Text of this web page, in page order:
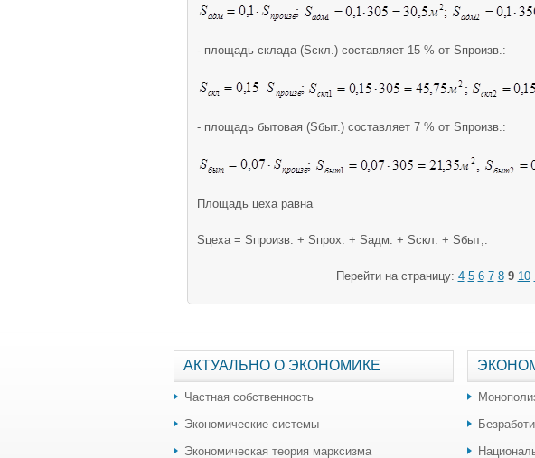
- площадь склада (Sскл.) составляет 15 % от Sпроизв.:
- площадь бытовая (Sбыт.) составляет 7 % от Sпроизв.:
Площадь цеха равна
Sцеха = Sпроизв. + Sпрох. + Sадм. + Sскл. + Sбыт;.
Перейти на страницу: 4 5 6 7 8 9 10
АКТУАЛЬНО О ЭКОНОМИКЕ
Частная собственность
Экономические системы
Экономическая теория марксизма